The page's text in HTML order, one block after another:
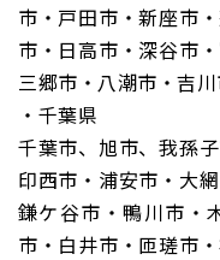
市・戸田市・新座市
市・日高市・深谷市
三郷市・八潮市・吉
・千葉県
千葉市、旭市、我孫
印西市・浦安市・大
鎌ケ谷市・鴨川市・
市・白井市・匝瑳市